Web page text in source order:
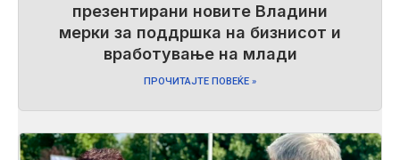
презентирани новите Владини
мерки за поддршка на бизнисот и
вработување на млади
ПРОЧИТАЈТЕ ПОВЕЌЕ »